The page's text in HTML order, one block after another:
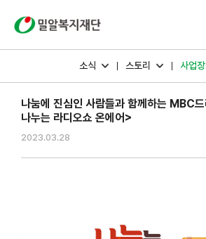
소식 스토리 사업
나눔에 진심인 사람들과 함께하는 MBC
나누는 라디오쇼 온에어>
2023.03.28